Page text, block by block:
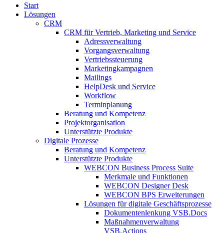
Start
Lösungen
CRM
CRM für Vertrieb, Marketing und Service
Adressverwaltung
Vorgangsverwaltung
Vertriebssteuerung
Marketingkampagnen
Mailings
HelpDesk und Service
Workflow
Terminplanung
Beratung und Kompetenz
Projektorganisation
Unterstützte Produkte
Digitale Prozesse
Beratung und Kompetenz
Unterstützte Produkte
WEBCON Business Process Suite
Merkmale und Funktionen
WEBCON Designer Desk
WEBCON BPS Erweiterungen
Lösungen für digitale Geschäftsprozesse
Dokumentenlenkung VSB.Docs
Maßnahmenverwaltung
VSB.Actions